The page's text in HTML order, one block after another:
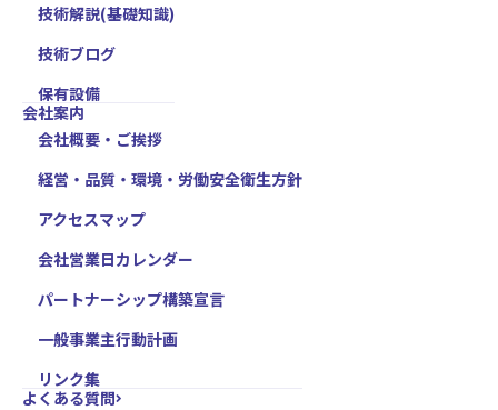
技術解説(基礎知識)
技術ブログ
保有設備
会社案内
会社概要・ご挨拶
経営・品質・環境・労働安全衛生方針
アクセスマップ
会社営業日カレンダー
パートナーシップ構築宣言
一般事業主行動計画
リンク集
よくある質問